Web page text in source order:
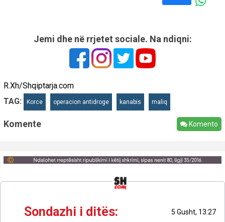
Jemi dhe në rrjetet sociale. Na ndiqni:
R.Xh/Shqiptarja.com
TAG:
Korce operacion antidroge kanabis maliq
Komente Komento
Sondazhi i ditës: 5 Gusht, 13:27